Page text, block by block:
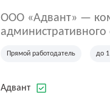
ООО «Адвант» —
административного
юридических лиц и
Прямой работодатель до 1
Адвант